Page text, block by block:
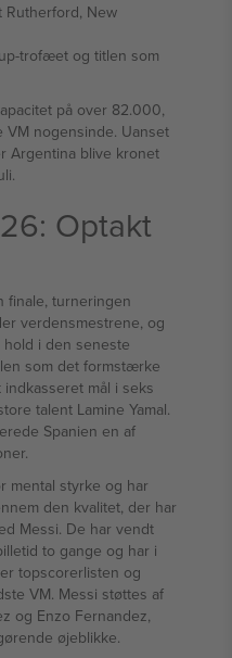
Rutherford, New
trofæet og titlen som
på over 82.000,
nogensinde. Uanset
Argentina blive kronet
Optakt
finale, turneringen
verdensmestrene, og
i den seneste
som det formstærke
mål i seks
talent Lamine Yamal.
Spanien en af
mental styrke og har
den kvalitet, der har
Messi. De har vendt
to gange og har i
topscorerlisten og
VM. Messi støttes af
og Enzo Fernandez,
øjeblikke.